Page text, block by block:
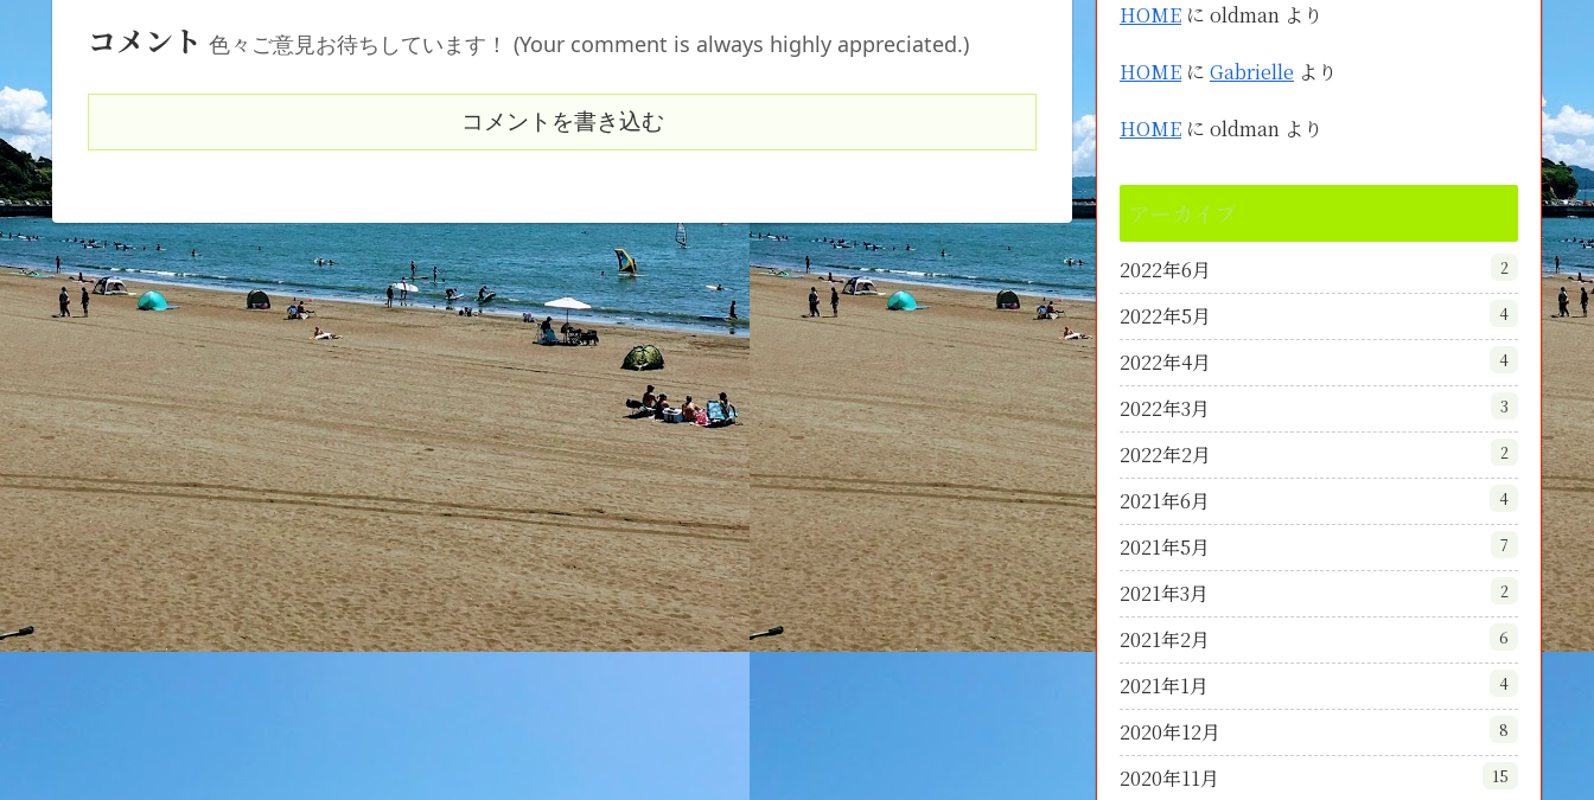
コメント 色々ご意見お待ちしています！ (Your comment is always highly appreciated.)
コメントを書き込む
HOME に oldman より
HOME に Gabrielle より
HOME に oldman より
アーカイブ
2022年6月 2
2022年5月 4
2022年4月 4
2022年3月 3
2022年2月 2
2021年6月 4
2021年5月 7
2021年3月 2
2021年2月 6
2021年1月 4
2020年12月 8
2020年11月 15